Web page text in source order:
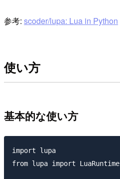
参考: scoder/lupa: Lua in Python
使い方
基本的な使い方
import lupa
from lupa import LuaRuntime